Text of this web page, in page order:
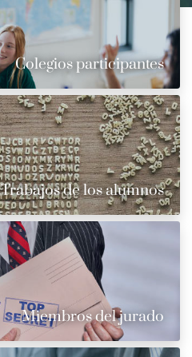
Colegios participantes
Trabajos de los alumnos
Miembros del jurado